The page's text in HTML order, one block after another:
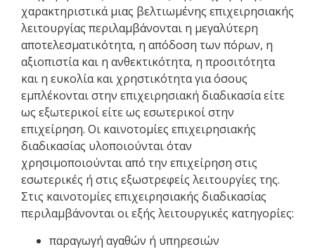
χαρακτηριστικά μιας βελτιωμένης επιχειρησιακής
λειτουργίας περιλαμβάνονται η μεγαλύτερη
αποτελεσματικότητα, η απόδοση των πόρων, η
αξιοπιστία και η ανθεκτικότητα, η προσιτότητα
και η ευκολία και χρηστικότητα για όσους
εμπλέκονται στην επιχειρησιακή διαδικασία είτε
ως εξωτερικοί είτε ως εσωτερικοί στην
επιχείρηση. Οι καινοτομίες επιχειρησιακής
διαδικασίας υλοποιούνται όταν
χρησιμοποιούνται από την επιχείρηση στις
εσωτερικές ή στις εξωστρεφείς λειτουργίες της.
Στις καινοτομίες επιχειρησιακής διαδικασίας
περιλαμβάνονται οι εξής λειτουργικές κατηγορίες:
παραγωγή αγαθών ή υπηρεσιών